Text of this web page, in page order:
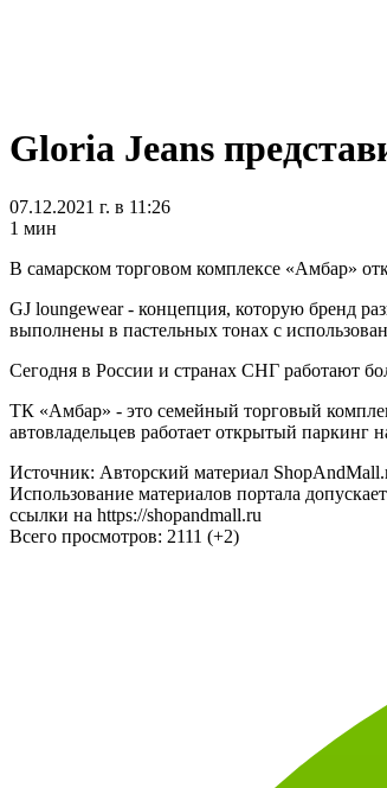
Gloria Jeans
1 мин
выполнены в пастельных тонах с
автовладельцев работает открытый паркинг
Использование материалов портала
ссылки на https://shopandmall.ru
Всего просмотров:2111 (+2)